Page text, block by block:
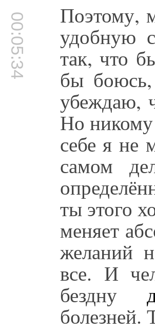
00:05:34 Поэтому,
удобную
так, что
бы боюсь,
убеждаю,
Но никому
себе я не
самом
ты этого
меняет
желаний
все. И
бездну
болезней.